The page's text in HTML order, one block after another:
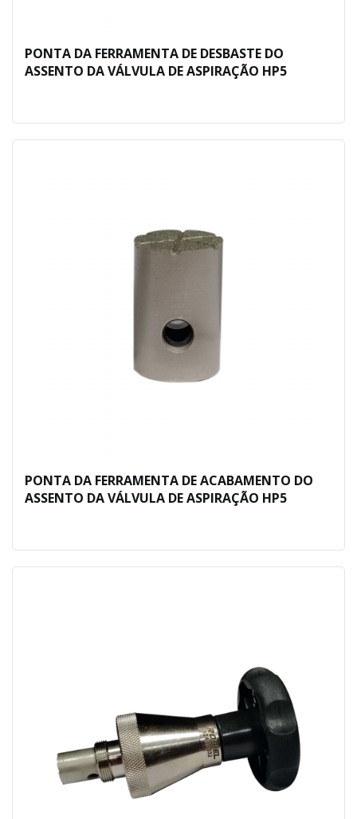
PONTA DA FERRAMENTA DE DESBASTE DO
ASSENTO DA VÁLVULA DE ASPIRAÇÃO HP5
PONTA DA FERRAMENTA DE ACABAMENTO DO
ASSENTO DA VÁLVULA DE ASPIRAÇÃO HP5